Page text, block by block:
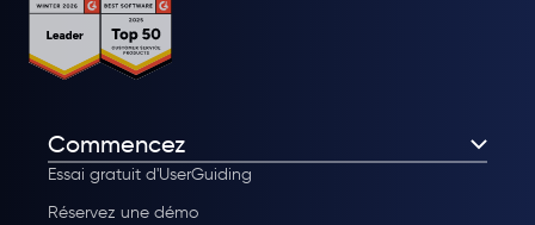
Commencez
Essai gratuit d'UserGuiding
Réservez une démo